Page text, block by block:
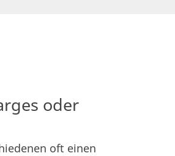
oder
oft einen